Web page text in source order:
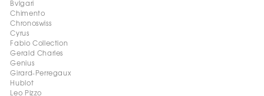
Bvlgari
Chimento
Chronoswiss
Cyrus
Fabio Collection
Gerald Charles
Genius
Girard-Perregaux
Hublot
Leo Pizzo